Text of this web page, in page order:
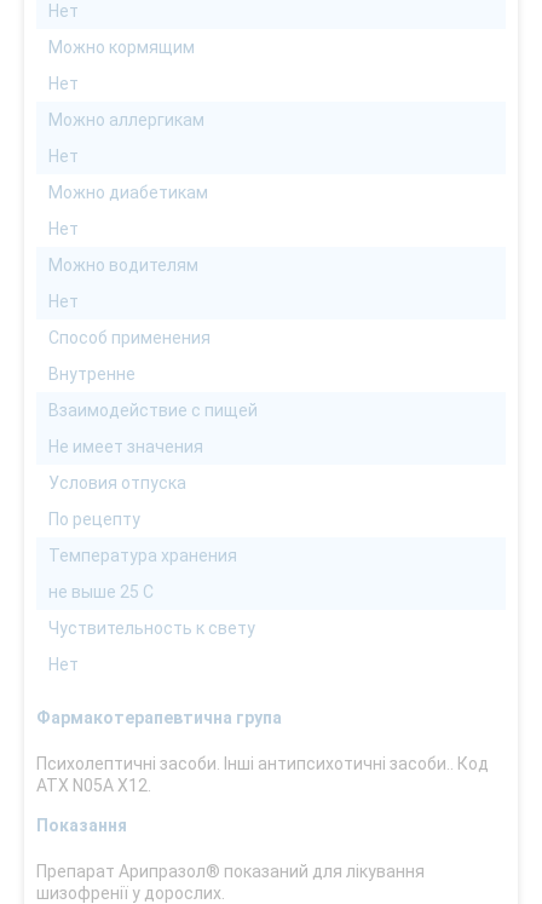
Нет
Можно кормящим
Нет
Можно аллергикам
Нет
Можно диабетикам
Нет
Можно водителям
Нет
Способ применения
Внутренне
Взаимодействие с пищей
Не имеет значения
Условия отпуска
По рецепту
Температура хранения
не выше 25 С
Чуствительность к свету
Нет
Фармакотерапевтична група
Психолептичні засоби. Інші антипсихотичні засоби.. Код
АТХ N05A X12.
Показання
Препарат Арипразол® показаний для лікування
шизофренії у дорослих.